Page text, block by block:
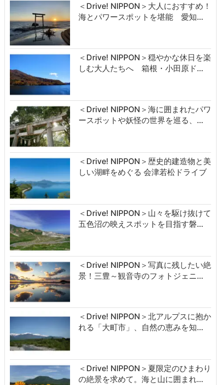
＜Drive! NIPPON＞大人におすすめ！
海とパワースポットを堪能 愛知…
＜Drive! NIPPON＞穏やかな休日を楽
しむ大人たちへ 箱根・小田原ド…
＜Drive! NIPPON＞海に囲まれたパワ
ースポットや妖怪の世界を巡る、…
＜Drive! NIPPON＞歴史的建造物と美
しい湖畔をめぐる 会津若松ドライブ
＜Drive! NIPPON＞山々を駆け抜けて
五色沼の映えスポットを目指す磐…
＜Drive! NIPPON＞写真に残したい絶
景！三豊～観音寺のフォトジェニ…
＜Drive! NIPPON＞北アルプスに抱か
れる「大町市」、自然の恵みを知…
＜Drive! NIPPON＞夏限定のひまわり
の絶景を求めて。海と山に囲まれ…